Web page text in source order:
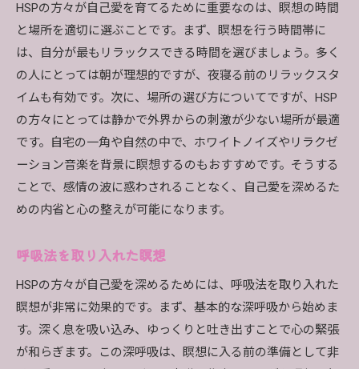
HSPの方々が自己愛を育てるために重要なのは、瞑想の時間
と場所を適切に選ぶことです。まず、瞑想を行う時間帯に
は、自分が最もリラックスできる時間を選びましょう。多く
の人にとっては朝が理想的ですが、夜寝る前のリラックスタ
イムも有効です。次に、場所の選び方についてですが、HSP
の方々にとっては静かで外界からの刺激が少ない場所が最適
です。自宅の一角や自然の中で、ホワイトノイズやリラクゼ
ーション音楽を背景に瞑想するのもおすすめです。そうする
ことで、感情の波に惑わされることなく、自己愛を深めるた
めの内省と心の整えが可能になります。
呼吸法を取り入れた瞑想
HSPの方々が自己愛を深めるためには、呼吸法を取り入れた
瞑想が非常に効果的です。まず、基本的な深呼吸から始めま
す。深く息を吸い込み、ゆっくりと吐き出すことで心の緊張
が和らぎます。この深呼吸は、瞑想に入る前の準備として非